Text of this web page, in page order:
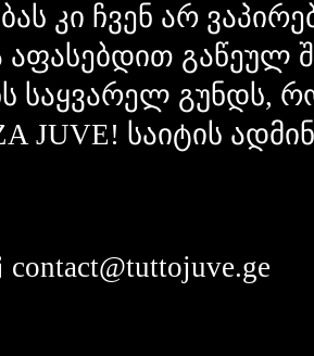
კი ჩვენ არ
გაწეულ
საყვარელ გუნდს,
JUVE! საიტის
contact@tuttojuve.ge